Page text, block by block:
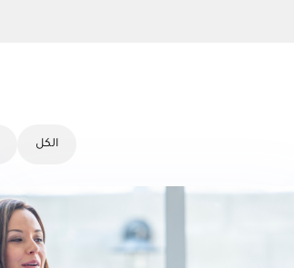
الكل